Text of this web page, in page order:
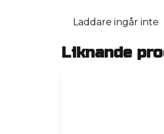
Laddare ingår inte
Liknande